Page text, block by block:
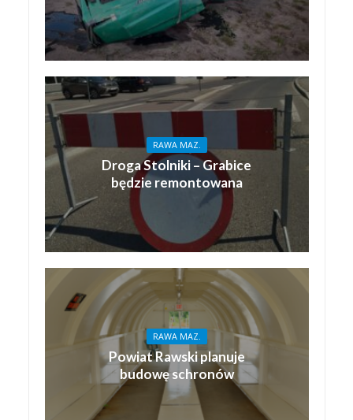
RAWA MAZ.
Droga Stolniki – Grabice
będzie remontowana
RAWA MAZ.
Powiat Rawski planuje
budowę schronów